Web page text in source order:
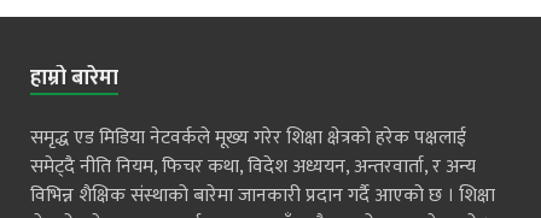
हाम्रो बारेमा
समृद्ध एड मिडिया नेटवर्कले मूख्य गरेर शिक्षा क्षेत्रको हरेक पक्षलाई
समेट्दै नीति नियम, फिचर कथा, विदेश अध्ययन, अन्तरवार्ता, र अन्य
विभिन्न शैक्षिक संस्थाको बारेमा जानकारी प्रदान गर्दै आएको छ । शिक्षा